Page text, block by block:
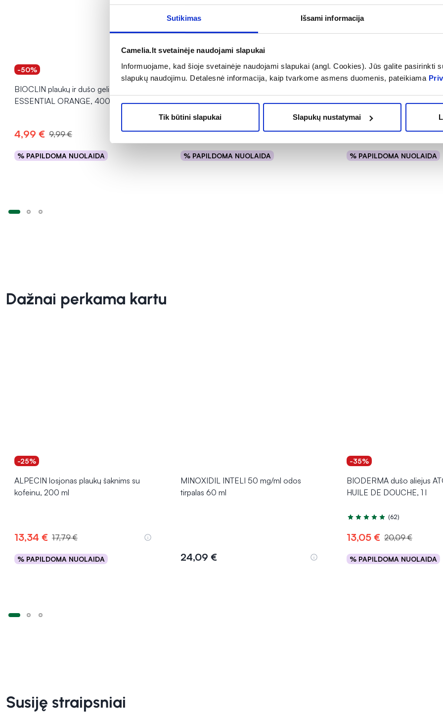
Sutikimas Išsami informacija
Camelia.lt svetainėje naudojami slapukai
Informuojame, kad šioje svetainėje naudojami slapukai (angl. Cookies). Jūs galite pasirinkti
slapukų naudojimu. Detalesnė informacija, kaip tvarkome asmens duomenis, pateikiama
Tik būtini slapukai Slapukų nustatymai
-50%
BIOCLIN plaukų ir dušo gelis BIO
ESSENTIAL ORANGE, 400 ml
4,99 € 9,99 €
% PAPILDOMA NUOLAIDA
Į krepšelį
-50%
plaukams BIO COLOR PROTECT, 200
ml
3,99 € 7,99 €
% PAPILDOMA NUOLAIDA
Į krepšelį
-25%
EDITION, 250 ml
Įvertinimas 5.0 iš 5
9,89 € 13,19 €
% PAPILDOMA NUOLAIDA
Į krepšelį
Dažnai perkama kartu
-25%
ALPECIN losjonas plaukų šaknims su
kofeinu, 200 ml
13,34 € 17,79 €
% PAPILDOMA NUOLAIDA
Į krepšelį
MINOXIDIL INTELI 50 mg/ml odos
tirpalas 60 ml
24,09 €
-35%
BIODERMA dušo aliejus
HUILE DE DOUCHE, 1 l
Įvertinimas 5.0 iš 5
(62)
13,05 € 20,09 €
% PAPILDOMA NUOLAIDA
Į krepšelį
Susiję straipsniai